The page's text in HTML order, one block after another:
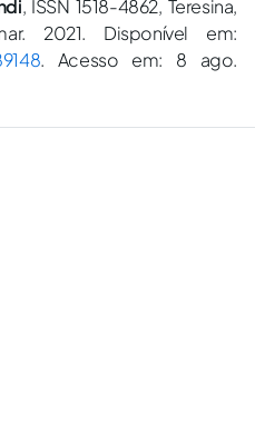
, ISSN 1518-4862, Teresina,
2021. Disponível em:
. Acesso em: 8 ago.